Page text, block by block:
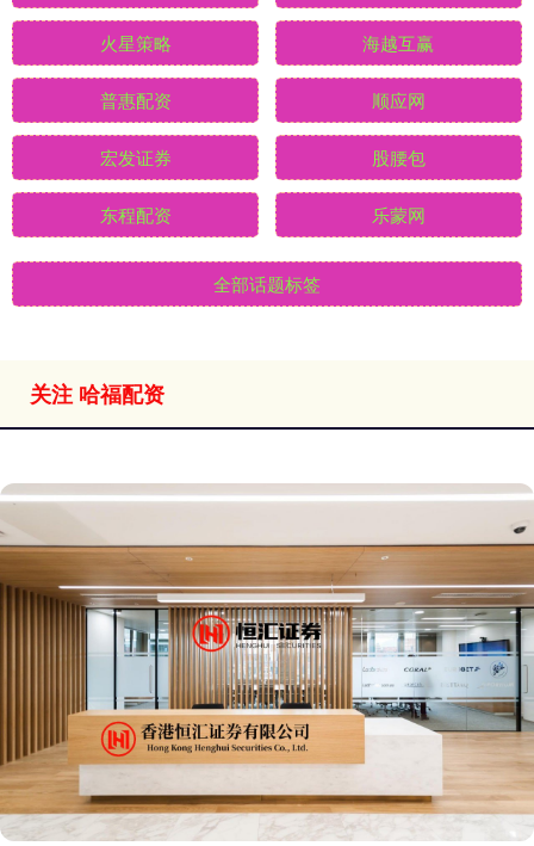
火星策略 海越互赢
普惠配资 顺应网
宏发证券 股腰包
东程配资 乐蒙网
全部话题标签
关注 哈福配资